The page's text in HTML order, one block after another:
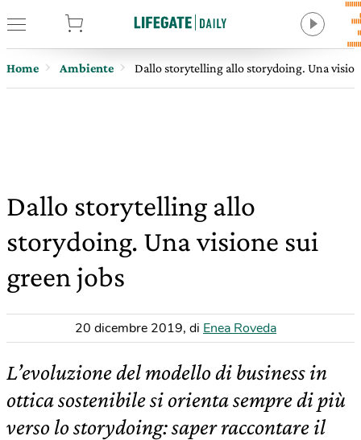
Home Ambiente Dallo storytelling allo storydoing. Una
Dallo storytelling allo
storydoing. Una visione sui
green jobs
20 dicembre 2019, di Enea Roveda
L’evoluzione del modello di business in
ottica sostenibile si orienta sempre di più
verso lo storydoing: saper raccontare il